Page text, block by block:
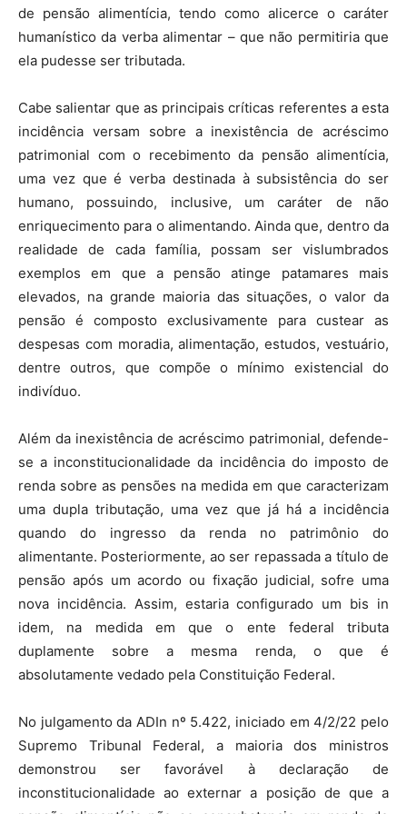
de pensão alimentícia, tendo como alicerce o caráter
humanístico da verba alimentar – que não permitiria que
ela pudesse ser tributada.
Cabe salientar que as principais críticas referentes a esta
incidência versam sobre a inexistência de acréscimo
patrimonial com o recebimento da pensão alimentícia,
uma vez que é verba destinada à subsistência do ser
humano, possuindo, inclusive, um caráter de não
enriquecimento para o alimentando. Ainda que, dentro da
realidade de cada família, possam ser vislumbrados
exemplos em que a pensão atinge patamares mais
elevados, na grande maioria das situações, o valor da
pensão é composto exclusivamente para custear as
despesas com moradia, alimentação, estudos, vestuário,
dentre outros, que compõe o mínimo existencial do
indivíduo.
Além da inexistência de acréscimo patrimonial, defende-
se a inconstitucionalidade da incidência do imposto de
renda sobre as pensões na medida em que caracterizam
uma dupla tributação, uma vez que já há a incidência
quando do ingresso da renda no patrimônio do
alimentante. Posteriormente, ao ser repassada a título de
pensão após um acordo ou fixação judicial, sofre uma
nova incidência. Assim, estaria configurado um bis in
idem, na medida em que o ente federal tributa
duplamente sobre a mesma renda, o que é
absolutamente vedado pela Constituição Federal.
No julgamento da ADIn nº 5.422, iniciado em 4/2/22 pelo
Supremo Tribunal Federal, a maioria dos ministros
demonstrou ser favorável à declaração de
inconstitucionalidade ao externar a posição de que a